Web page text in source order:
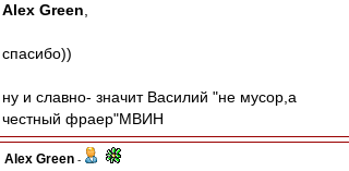
Alex Green
спасибо))
ну и славно- значит Василий "не мусор,а
честный фраер"МВИН
Alex Green -